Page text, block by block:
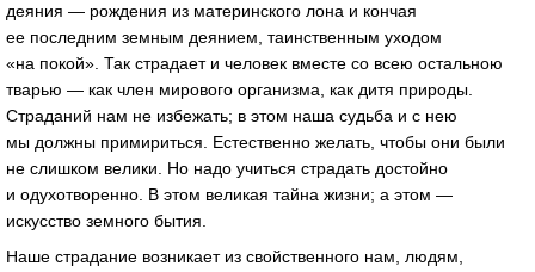
деяния — рождения из материнского лона и кончая
ее последним земным деянием, таинственным уходом
«на покой». Так страдает и человек вместе со всею остальною
тварью — как член мирового организма, как дитя природы.
Страданий нам не избежать; в этом наша судьба и с нею
мы должны примириться. Естественно желать, чтобы они были
не слишком велики. Но надо учиться страдать достойно
и одухотворенно. В этом великая тайна жизни; а этом —
искусство земного бытия.
Наше страдание возникает из свойственного нам, людям,